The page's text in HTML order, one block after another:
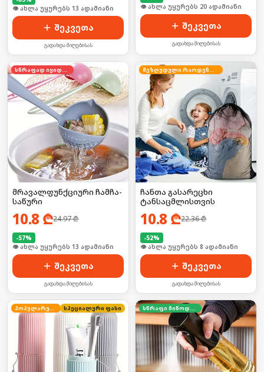
🛒 ბოლო 24სთ-ში იყიდა 22-მა
შეკვეთა
გადახდა მიღებისას
👁 ახლა უყურებს 20 ადამიანი
შეკვეთა
გადახდა მიღებისას
სწრაფად იყიდება
მრავალფუნქციური ჩამჩა-
საწური
10.8 ₾24.97₾
-57%
👁 ახლა უყურებს 13 ადამიანი
შეკვეთა
გადახდა მიღებისას
შეზღუდული რაოდენობა
ჩანთა გასარეცხი
ტანსაცმლისთვის
10.8 ₾22.36₾
-52%
👁 ახლა უყურებს 8 ადამიანი
შეკვეთა
გადახდა მიღებისას
პოპულარული სპეციალური ფასი სწრაფი მიწოდება